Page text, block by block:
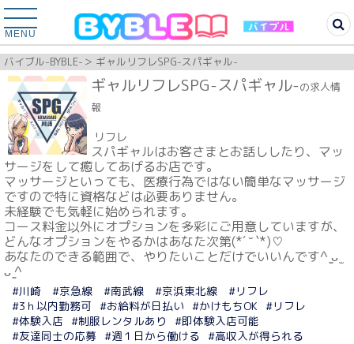
MENU
バイブル-BYBLE- ギャルリフレSPG-スパギャル-
ギャルリフレSPG-スパギャル-の求人情
報
リフレ
スパギャルはお客さまとお話ししたり、マッ
サージをして癒してあげるお店です。
マッサージといっても、医療行為ではない簡単なマッサージ
ですので特に資格などは必要ありません。
未経験でも気軽に始められます。
コース料金以外にオプションを多彩にご用意していますが、
どんなオプションをやるかはあなた次第(*´ ˘ `*)♡
あなたのできる範囲で、やりたいことだけでいいんです^ ̳ᴗ ̫
ᴗ ̳^
#川崎 #京急線 #南武線 #京浜東北線
#リフレ
#3ｈ以内勤務可 #お給料が日払い #かけもちOK #リフレ
#体験入店 #制服レンタルあり
#即体験入店可能
#友達同士の応募 #週１日から働ける #高収入が得られる